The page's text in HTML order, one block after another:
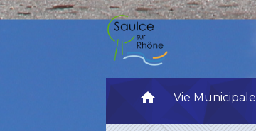
home Vie Municipale